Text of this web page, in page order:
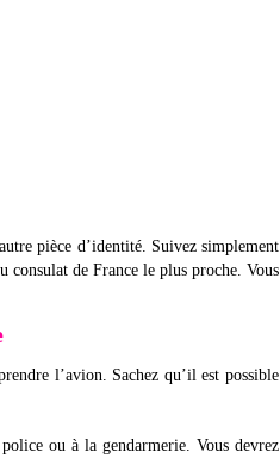
pièce d’identité. Suivez simplement
consulat de France le plus proche. Vous
l’avion. Sachez qu’il est possible
ou à la gendarmerie. Vous devrez